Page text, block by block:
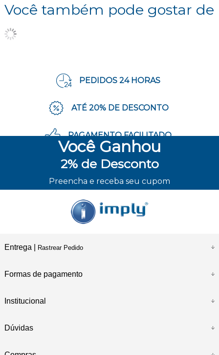
Você também pode gostar de
PEDIDOS 24 HORAS
ATÉ 20% DE DESCONTO
PAGAMENTO FACILITADO
ENVIO RÁPIDO
Você Ganhou
2%de Desconto
Preencha e receba seu cupom
Entrega | Rastrear Pedido
Formas de pagamento
Institucional
Dúvidas